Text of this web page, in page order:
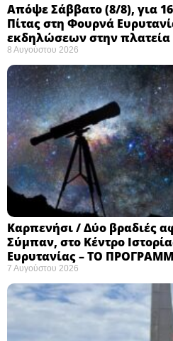
Απόψε Σάββατο (8/8), για
Πίτας στη Φουρνά
εκδηλώσεων στην πλατεία
8 Αυγούστου 2026
Καρπενήσι / Δύο βραδιές
Σύμπαν, στο Κέντρο
Ευρυτανίας – ΤΟ
7 Αυγούστου 2026